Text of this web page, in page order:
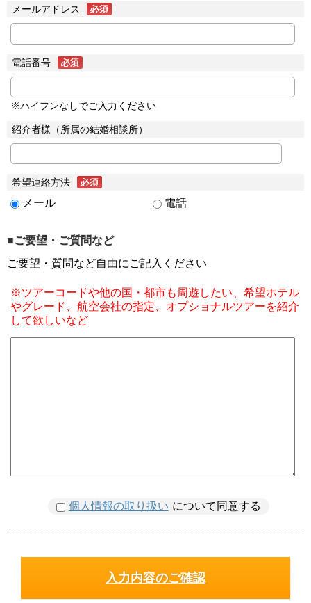
メールアドレス
電話番号
※ハイフンなしでご入力ください
紹介者様（所属の結婚相談所）
希望連絡方法
メール 電話
■ご要望・ご質問など
ご要望・質問など自由にご記入ください
※ツアーコードや他の国・都市も周遊したい、希望ホテル
やグレード、航空会社の指定、オプショナルツアーを紹介
して欲しいなど
個人情報の取り扱い について同意する